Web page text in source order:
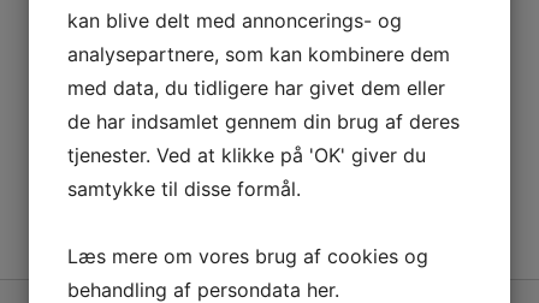
SE FLERE
kan blive delt med annoncerings- og
analysepartnere, som kan kombinere dem
med data, du tidligere har givet dem eller
de har indsamlet gennem din brug af deres
tjenester. Ved at klikke på 'OK' giver du
samtykke til disse formål.
Læs mere om vores brug af cookies og
behandling af persondata her.